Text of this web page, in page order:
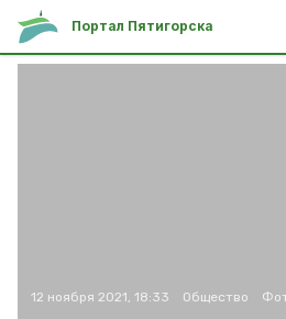
Портал Пятигорска
12 ноября 2021, 18:33 Общество